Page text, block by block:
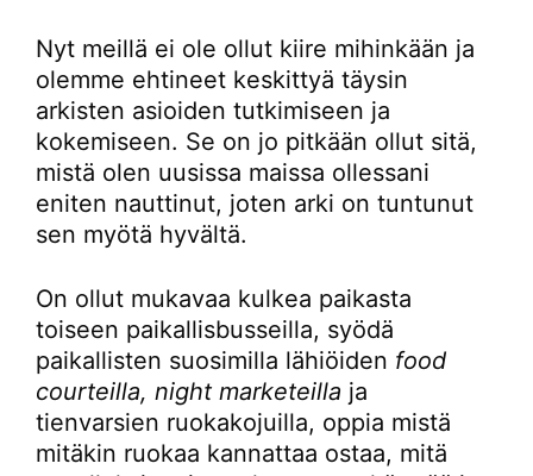
Nyt meillä ei ole ollut kiire mihinkään ja
olemme ehtineet keskittyä täysin
arkisten asioiden tutkimiseen ja
kokemiseen. Se on jo pitkään ollut sitä,
mistä olen uusissa maissa ollessani
eniten nauttinut, joten arki on tuntunut
sen myötä hyvältä.
On ollut mukavaa kulkea paikasta
toiseen paikallisbusseilla, syödä
paikallisten suosimilla lähiöiden food
courteilla, night marketeilla ja
tienvarsien ruokakojuilla, oppia mistä
mitäkin ruokaa kannattaa ostaa, mitä